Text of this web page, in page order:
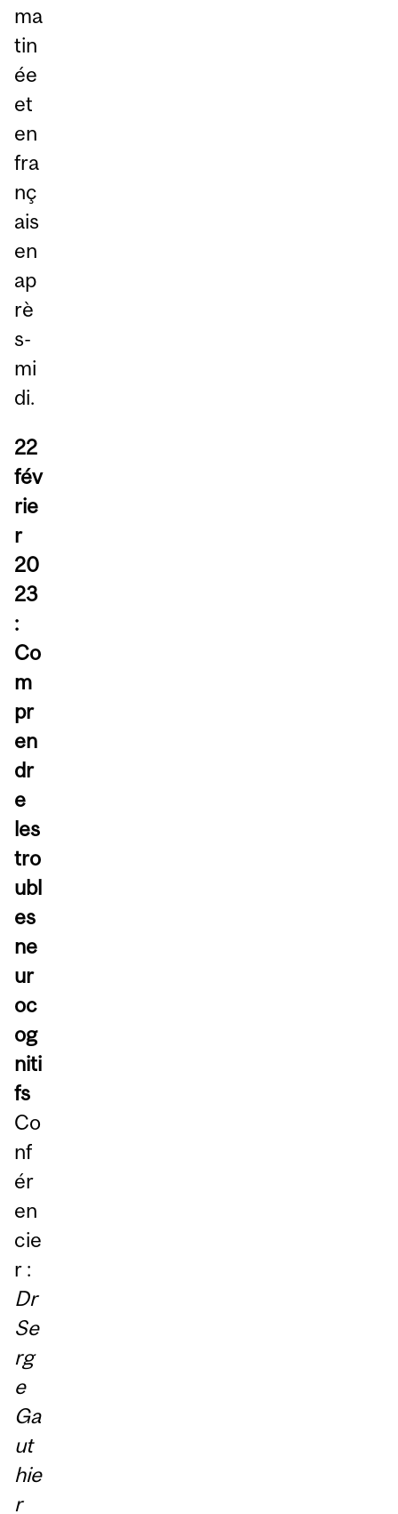
ma
tin
ée
et
en
fra
nç
ais
en
ap
rè
s-
mi
di.
22
fév
rie
r
20
23
:
Co
m
pr
en
dr
e
les
tro
ubl
es
ne
ur
oc
og
niti
fs
Co
nf
ér
en
cie
r :
Dr
Se
rg
e
Ga
ut
hie
r